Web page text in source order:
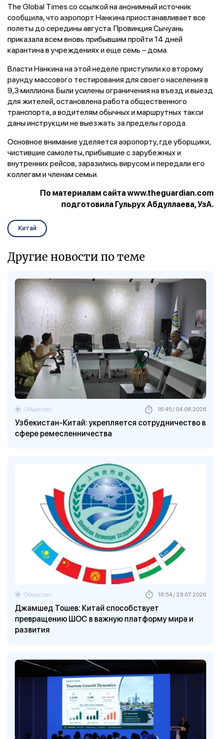
The Global Times со ссылкой на анонимный источник
сообщила, что аэропорт Нанкина приостанавливает все
полеты до середины августа. Провинция Сычуань
приказала всем вновь прибывшим пройти 14 дней
карантина в учреждениях и еще семь – дома.
Власти Нанкина на этой неделе приступили ко второму
раунду массового тестирования для своего населения в
9,3 миллиона. Были усилены ограничения на въезд и выезд
для жителей, остановлена работа общественного
транспорта, а водителям обычных и маршрутных такси
даны инструкции не выезжать за пределы города.
Основное внимание уделяется аэропорту, где уборщики,
чистившие самолеты, прибывшие с зарубежных и
внутренних рейсов, заразились вирусом и передали его
коллегам и членам семьи.
По материалам сайта www.theguardian.com
подготовила Гульрух Абдуллаева, УзА.
Китай
Другие новости по теме
Узбекистан-Китай: укрепляется сотрудничество в
сфере ремесленничества
Общество 16:45 / 04.08.2026
Джамшед Тошев: Китай способствует
превращению ШОС в важную платформу мира и
развития
Общество 18:54 / 29.07.2026